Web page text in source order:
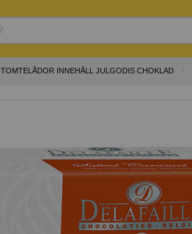
TOMTELÅDOR INNEHÅLL JULGODIS CHOKLAD